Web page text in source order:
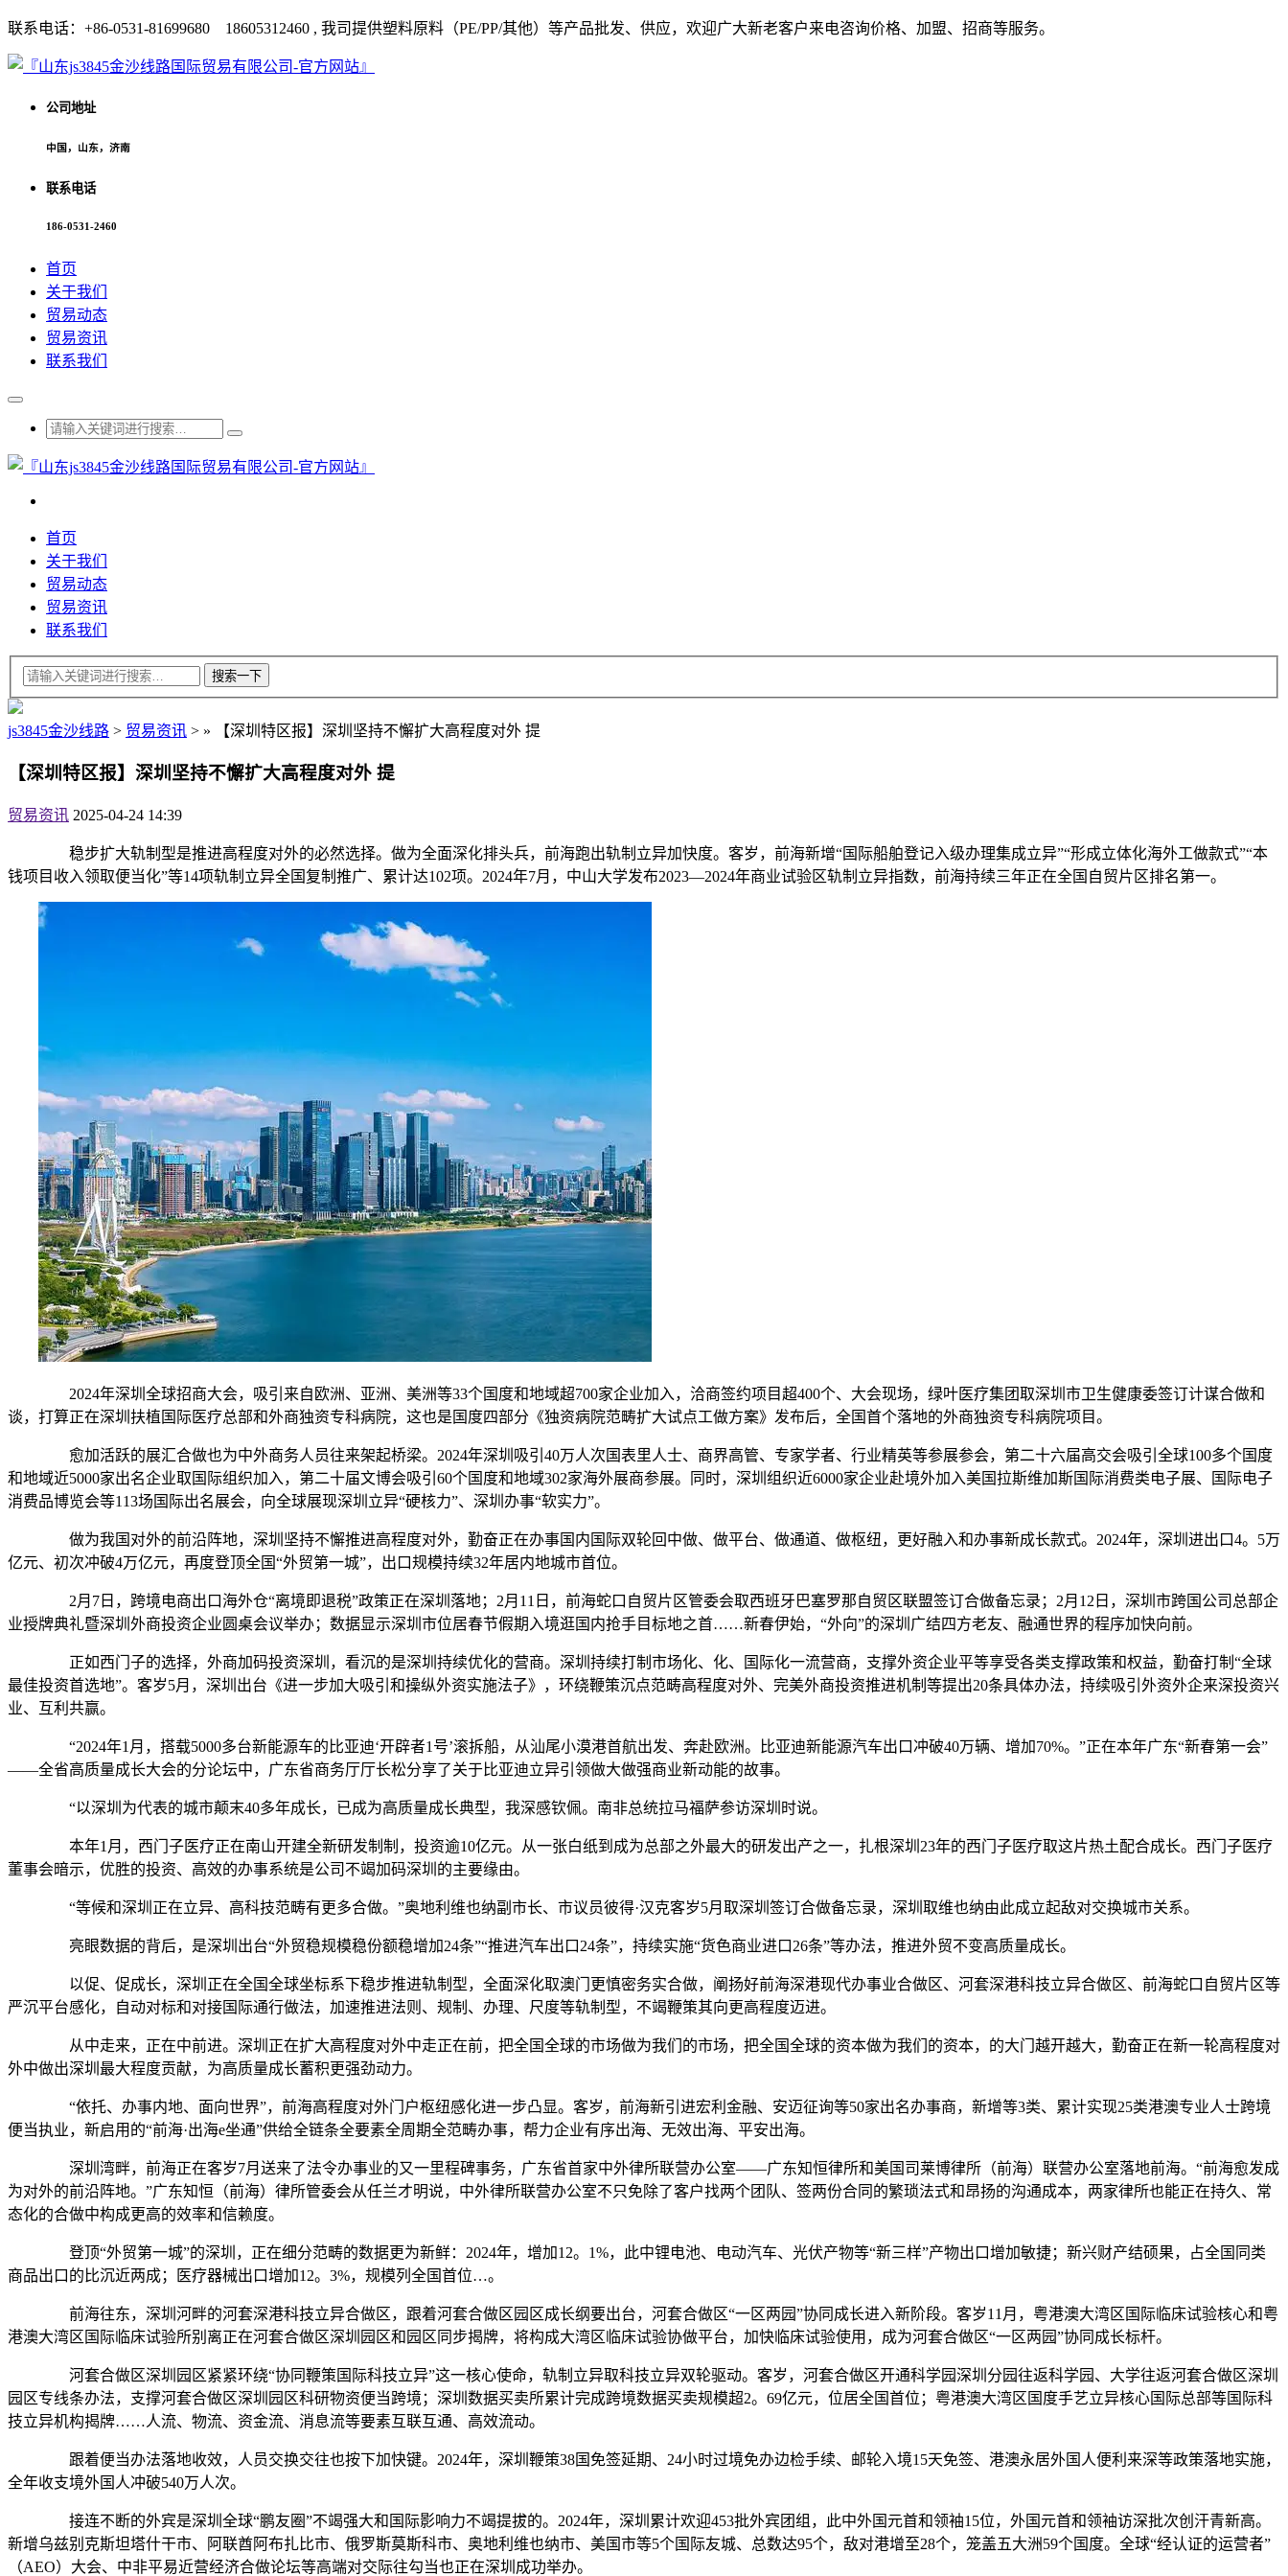
联系电话：+86-0531-81699680 18605312460 , 我司提供塑料原料（PE/PP/其他）等产品批发、供应，欢迎广大新老客户来电咨询价格、加盟、招商等服务。
公司地址
中国，山东，济南
联系电话
186-0531-2460
首页
关于我们
贸易动态
贸易资讯
联系我们
首页
关于我们
贸易动态
贸易资讯
联系我们
js3845金沙线路 > 贸易资讯 > » 【深圳特区报】深圳坚持不懈扩大高程度对外 提
【深圳特区报】深圳坚持不懈扩大高程度对外 提
贸易资讯 2025-04-24 14:39
稳步扩大轨制型是推进高程度对外的必然选择。做为全面深化排头兵，前海跑出轨制立异加快度。客岁，前海新增“国际船舶登记入级办理集成立异”“形成立体化海外工做款式”“本
钱项目收入领取便当化”等14项轨制立异全国复制推广、累计达102项。2024年7月，中山大学发布2023—2024年商业试验区轨制立异指数，前海持续三年正在全国自贸片区排名第一。
2024年深圳全球招商大会，吸引来自欧洲、亚洲、美洲等33个国度和地域超700家企业加入，洽商签约项目超400个、大会现场，绿叶医疗集团取深圳市卫生健康委签订计谋合做和
谈，打算正在深圳扶植国际医疗总部和外商独资专科病院，这也是国度四部分《独资病院范畴扩大试点工做方案》发布后，全国首个落地的外商独资专科病院项目。
愈加活跃的展汇合做也为中外商务人员往来架起桥梁。2024年深圳吸引40万人次国表里人士、商界高管、专家学者、行业精英等参展参会，第二十六届高交会吸引全球100多个国度
和地域近5000家出名企业取国际组织加入，第二十届文博会吸引60个国度和地域302家海外展商参展。同时，深圳组织近6000家企业赴境外加入美国拉斯维加斯国际消费类电子展、国际电子
消费品博览会等113场国际出名展会，向全球展现深圳立异“硬核力”、深圳办事“软实力”。
做为我国对外的前沿阵地，深圳坚持不懈推进高程度对外，勤奋正在办事国内国际双轮回中做、做平台、做通道、做枢纽，更好融入和办事新成长款式。2024年，深圳进出口4。5万
亿元、初次冲破4万亿元，再度登顶全国“外贸第一城”，出口规模持续32年居内地城市首位。
2月7日，跨境电商出口海外仓“离境即退税”政策正在深圳落地；2月11日，前海蛇口自贸片区管委会取西班牙巴塞罗那自贸区联盟签订合做备忘录；2月12日，深圳市跨国公司总部企
业授牌典礼暨深圳外商投资企业圆桌会议举办；数据显示深圳市位居春节假期入境逛国内抢手目标地之首……新春伊始，“外向”的深圳广结四方老友、融通世界的程序加快向前。
正如西门子的选择，外商加码投资深圳，看沉的是深圳持续优化的营商。深圳持续打制市场化、化、国际化一流营商，支撑外资企业平等享受各类支撑政策和权益，勤奋打制“全球
最佳投资首选地”。客岁5月，深圳出台《进一步加大吸引和操纵外资实施法子》，环绕鞭策沉点范畴高程度对外、完美外商投资推进机制等提出20条具体办法，持续吸引外资外企来深投资兴
业、互利共赢。
“2024年1月，搭载5000多台新能源车的比亚迪‘开辟者1号’滚拆船，从汕尾小漠港首航出发、奔赴欧洲。比亚迪新能源汽车出口冲破40万辆、增加70%。”正在本年广东“新春第一会”
——全省高质量成长大会的分论坛中，广东省商务厅厅长松分享了关于比亚迪立异引领做大做强商业新动能的故事。
“以深圳为代表的城市颠末40多年成长，已成为高质量成长典型，我深感钦佩。南非总统拉马福萨参访深圳时说。
本年1月，西门子医疗正在南山开建全新研发制制，投资逾10亿元。从一张白纸到成为总部之外最大的研发出产之一，扎根深圳23年的西门子医疗取这片热土配合成长。西门子医疗
董事会暗示，优胜的投资、高效的办事系统是公司不竭加码深圳的主要缘由。
“等候和深圳正在立异、高科技范畴有更多合做。”奥地利维也纳副市长、市议员彼得·汉克客岁5月取深圳签订合做备忘录，深圳取维也纳由此成立起敌对交换城市关系。
亮眼数据的背后，是深圳出台“外贸稳规模稳份额稳增加24条”“推进汽车出口24条”，持续实施“货色商业进口26条”等办法，推进外贸不变高质量成长。
以促、促成长，深圳正在全国全球坐标系下稳步推进轨制型，全面深化取澳门更慎密务实合做，阐扬好前海深港现代办事业合做区、河套深港科技立异合做区、前海蛇口自贸片区等
严沉平台感化，自动对标和对接国际通行做法，加速推进法则、规制、办理、尺度等轨制型，不竭鞭策其向更高程度迈进。
从中走来，正在中前进。深圳正在扩大高程度对外中走正在前，把全国全球的市场做为我们的市场，把全国全球的资本做为我们的资本，的大门越开越大，勤奋正在新一轮高程度对
外中做出深圳最大程度贡献，为高质量成长蓄积更强劲动力。
“依托、办事内地、面向世界”，前海高程度对外门户枢纽感化进一步凸显。客岁，前海新引进宏利金融、安迈征询等50家出名办事商，新增等3类、累计实现25类港澳专业人士跨境
便当执业，新启用的“前海·出海e坐通”供给全链条全要素全周期全范畴办事，帮力企业有序出海、无效出海、平安出海。
深圳湾畔，前海正在客岁7月送来了法令办事业的又一里程碑事务，广东省首家中外律所联营办公室——广东知恒律所和美国司莱博律所（前海）联营办公室落地前海。“前海愈发成
为对外的前沿阵地。”广东知恒（前海）律所管委会从任兰才明说，中外律所联营办公室不只免除了客户找两个团队、签两份合同的繁琐法式和昂扬的沟通成本，两家律所也能正在持久、常
态化的合做中构成更高的效率和信赖度。
登顶“外贸第一城”的深圳，正在细分范畴的数据更为新鲜：2024年，增加12。1%，此中锂电池、电动汽车、光伏产物等“新三样”产物出口增加敏捷；新兴财产结硕果，占全国同类
商品出口的比沉近两成；医疗器械出口增加12。3%，规模列全国首位…。
前海往东，深圳河畔的河套深港科技立异合做区，跟着河套合做区园区成长纲要出台，河套合做区“一区两园”协同成长进入新阶段。客岁11月，粤港澳大湾区国际临床试验核心和粤
港澳大湾区国际临床试验所别离正在河套合做区深圳园区和园区同步揭牌，将构成大湾区临床试验协做平台，加快临床试验使用，成为河套合做区“一区两园”协同成长标杆。
河套合做区深圳园区紧紧环绕“协同鞭策国际科技立异”这一核心使命，轨制立异取科技立异双轮驱动。客岁，河套合做区开通科学园深圳分园往返科学园、大学往返河套合做区深圳
园区专线条办法，支撑河套合做区深圳园区科研物资便当跨境；深圳数据买卖所累计完成跨境数据买卖规模超2。69亿元，位居全国首位；粤港澳大湾区国度手艺立异核心国际总部等国际科
技立异机构揭牌……人流、物流、资金流、消息流等要素互联互通、高效流动。
跟着便当办法落地收效，人员交换交往也按下加快键。2024年，深圳鞭策38国免签延期、24小时过境免办边检手续、邮轮入境15天免签、港澳永居外国人便利来深等政策落地实施，
全年收支境外国人冲破540万人次。
接连不断的外宾是深圳全球“鹏友圈”不竭强大和国际影响力不竭提拔的。2024年，深圳累计欢迎453批外宾团组，此中外国元首和领袖15位，外国元首和领袖访深批次创汗青新高。
新增乌兹别克斯坦塔什干市、阿联酋阿布扎比市、俄罗斯莫斯科市、奥地利维也纳市、美国市等5个国际友城、总数达95个，敌对港增至28个，笼盖五大洲59个国度。全球“经认证的运营者”
（AEO）大会、中非平易近营经济合做论坛等高端对交际往勾当也正在深圳成功举办。